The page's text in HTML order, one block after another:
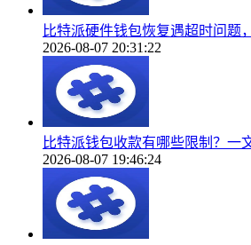
比特派硬件钱包恢复遇超时问题
2026-08-07 20:31:22
比特派钱包收款有哪些限制？一
2026-08-07 19:46:24